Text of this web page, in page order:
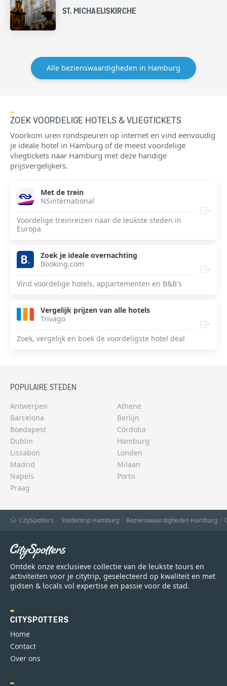
ST. MICHAELISKIRCHE
Alle bezienswaardigheden in Hamburg
ZOEK VOORDELIGE HOTELS & VLIEGTICKETS
Voorkom uren rondspeuren op internet en vind eenvoudig
je ideale hotel in Hamburg of de meest voordelige
vliegtickets naar Hamburg met deze handige
prijsvergelijkers.
Met de trein
NSinternational
Voordelige treinreizen naar de leukste steden in
Europa
Zoek je ideale overnachting
Booking.com
Vind voordelige hotels, appartementen en B&B's
Vergelijk prijzen van alle hotels
Trivago
Zoek, vergelijk en boek de voordeligste hotel deal
POPULAIRE STEDEN
Antwerpen
Athene
Barcelona
Berlijn
Boedapest
Córdoba
Dublin
Hamburg
Lissabon
Londen
Madrid
Milaan
Napels
Porto
Praag
CitySpotters Stedentrip Hamburg Bezienswaardigheden Hamburg
Ontdek onze exclusieve collectie van de leukste tours en
activiteiten voor je citytrip, geselecteerd op kwaliteit en met
gidsen & locals vol expertise en passie voor de stad.
CITYSPOTTERS
Home
Contact
Over ons